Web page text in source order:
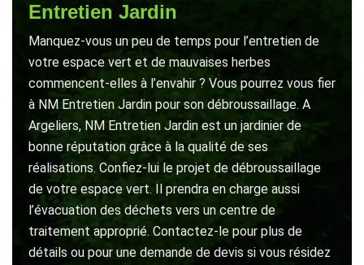
Entretien Jardin
Manquez-vous un peu de temps pour l’entretien de
votre espace vert et de mauvaises herbes
commencent-elles à l’envahir ? Vous pourrez vous fier
à NM Entretien Jardin pour son débroussaillage. A
Argeliers, NM Entretien Jardin est un jardinier de
bonne réputation grâce à la qualité de ses
réalisations. Confiez-lui le projet de débroussaillage
de votre espace vert. Il prendra en charge aussi
l’évacuation des déchets vers un centre de
traitement approprié. Contactez-le pour plus de
détails ou pour une demande de devis si vous résidez